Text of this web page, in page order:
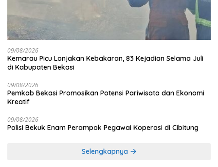
09/08/2026
Kemarau Picu Lonjakan Kebakaran, 83 Kejadian Selama Juli
di Kabupaten Bekasi
09/08/2026
Pemkab Bekasi Promosikan Potensi Pariwisata dan Ekonomi
Kreatif
09/08/2026
Polisi Bekuk Enam Perampok Pegawai Koperasi di Cibitung
Selengkapnya